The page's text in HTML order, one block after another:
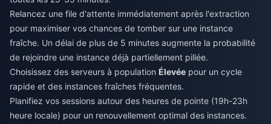
Relancez une file d'attente immédiatement après l'extraction
pour maximiser vos chances de tomber sur une instance
fraîche. Un délai de plus de 5 minutes augmente la probabilité
de rejoindre une instance déjà partiellement pillée.
Choisissez des serveurs à population Élevée pour un cycle
rapide et des instances fraîches fréquentes.
Planifiez vos sessions autour des heures de pointe (19h-23h
heure locale) pour un renouvellement optimal des instances.